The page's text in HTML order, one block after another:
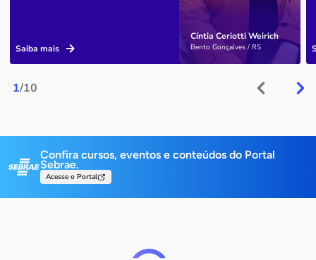
1/10
Cíntia Ceriotti Weirich
Bento Gonçalves / RS
Saiba mais
Confira cursos, eventos e conteúdos do Portal
Sebrae.
Acesse o Portal